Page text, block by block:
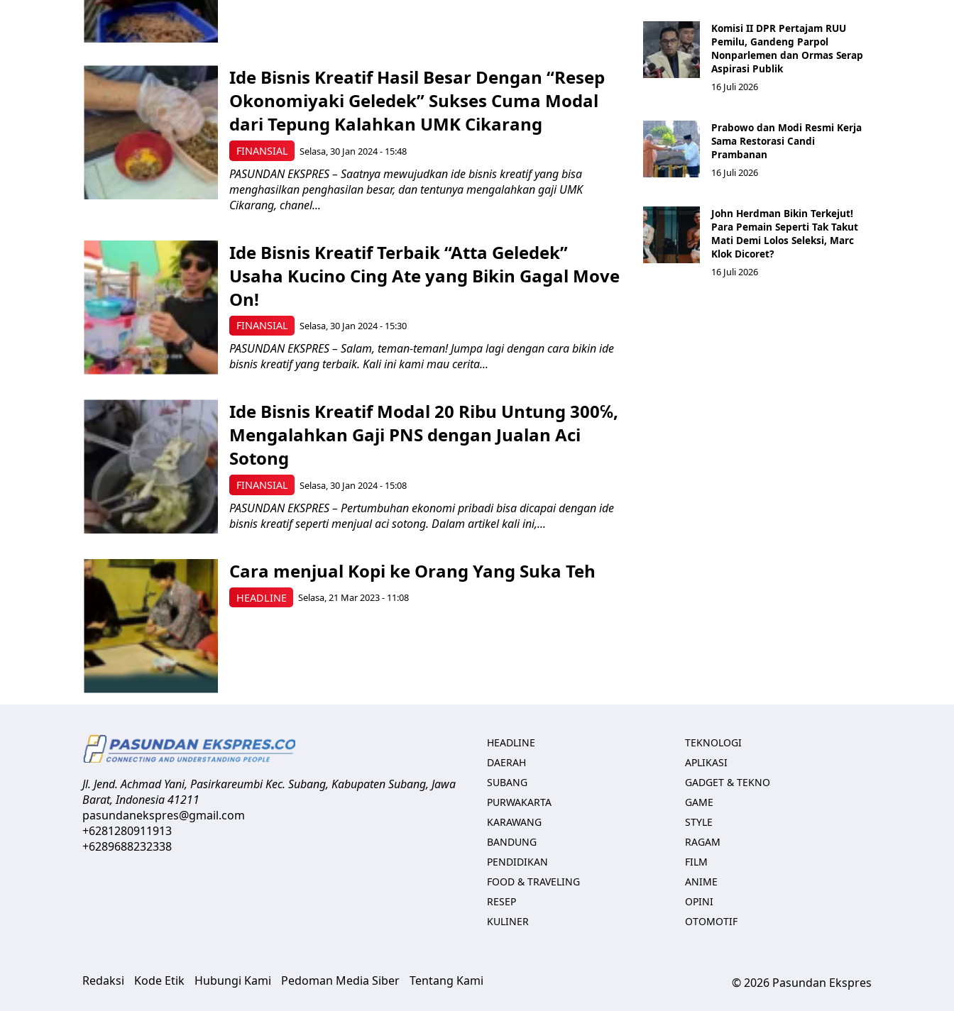
FINANSIAL
Ide Bisnis Kreatif Hasil Besar Dengan “Resep
Okonomiyaki Geledek” Sukses Cuma Modal
dari Tepung Kalahkan UMK Cikarang
Selasa, 30 Jan 2024 - 15:48
PASUNDAN EKSPRES – Saatnya mewujudkan ide bisnis kreatif yang bisa
menghasilkan penghasilan besar, dan tentunya mengalahkan gaji UMK
Cikarang, chanel...
FINANSIAL
Ide Bisnis Kreatif Terbaik “Atta Geledek”
Usaha Kucino Cing Ate yang Bikin Gagal Move
On!
Selasa, 30 Jan 2024 - 15:30
PASUNDAN EKSPRES – Salam, teman-teman! Jumpa lagi dengan cara bikin ide
bisnis kreatif yang terbaik. Kali ini kami mau cerita...
FINANSIAL
Ide Bisnis Kreatif Modal 20 Ribu Untung 300℅,
Mengalahkan Gaji PNS dengan Jualan Aci
Sotong
Selasa, 30 Jan 2024 - 15:08
PASUNDAN EKSPRES – Pertumbuhan ekonomi pribadi bisa dicapai dengan ide
bisnis kreatif seperti menjual aci sotong. Dalam artikel kali ini,...
HEADLINE
Cara menjual Kopi ke Orang Yang Suka Teh
Selasa, 21 Mar 2023 - 11:08
Komisi II DPR Pertajam RUU
Pemilu, Gandeng Parpol
Nonparlemen dan Ormas Serap
Aspirasi Publik
16 Juli 2026
Prabowo dan Modi Resmi Kerja
Sama Restorasi Candi
Prambanan
16 Juli 2026
John Herdman Bikin Terkejut!
Para Pemain Seperti Tak Takut
Mati Demi Lolos Seleksi, Marc
Klok Dicoret?
16 Juli 2026
Jl. Jend. Achmad Yani, PasirkareumbiKec. Subang, Kabupaten Subang, Jawa
Barat,Indonesia41211
pasundanekspres@gmail.com
+6281280911913
+6289688232338
HEADLINE
DAERAH
SUBANG
PURWAKARTA
KARAWANG
BANDUNG
PENDIDIKAN
FOOD & TRAVELING
RESEP
KULINER
TEKNOLOGI
APLIKASI
GADGET & TEKNO
GAME
STYLE
RAGAM
FILM
ANIME
OPINI
OTOMOTIF
Redaksi Kode Etik Hubungi Kami Pedoman Media Siber Tentang Kami © 2026 Pasundan Ekspres